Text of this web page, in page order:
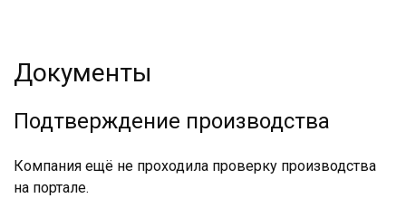
Документы
Подтверждение производства
Компания ещё не проходила проверку производства
на портале.